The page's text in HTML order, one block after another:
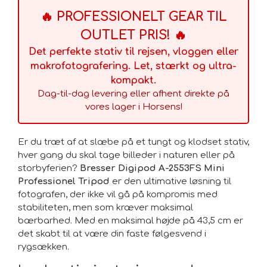
justerbar højde på midtersøjlen
4-delte stativben med individuelt justerbar højde
stativben individuelt justerbare i 3 vinkler
kuglehoved med quick release plade
boble niveau
1/4" fototråd
3/8" rack-tilslutning
1x stativ
1x kuglehoved
🔥 PROFESSIONELT GEAR TIL
OUTLET PRIS! 🔥
Det perfekte stativ til rejsen, vloggen eller
makrofotografering. Let, stærkt og ultra-
kompakt.
Dag-til-dag levering eller afhent direkte på
vores lager i Horsens!
Er du træt af at slæbe på et tungt og klodset stativ,
hver gang du skal tage billeder i naturen eller på
storbyferien? Bresser Digipod A-2553FS Mini
Professionel Tripod er den ultimative løsning til
fotografen, der ikke vil gå på kompromis med
stabiliteten, men som kræver maksimal
bærbarhed. Med en maksimal højde på 43,5 cm er
det skabt til at være din faste følgesvend i
rygsækken.